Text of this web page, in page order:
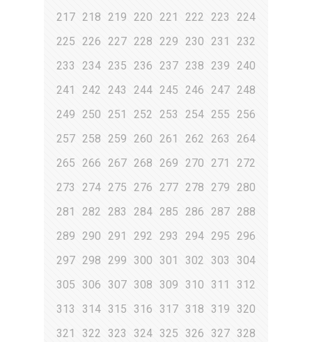
217 218 219 220 221 222 223
224
225
226 227 228 229 230 231
232
233
234 235 236 237 238 239
240
241
242 243 244 245 246 247 248
249
250 251 252 253 254 255
256
257 258 259 260 261 262 263
264
265
266 267 268 269 270 271
272
273
274 275 276 277 278 279
280
281
282 283 284 285 286 287 288
289
290 291 292 293 294 295
296
297 298 299 300 301 302 303
304
305
306 307 308 309 310 311
312
313
314 315 316 317 318 319
320
321
322 323 324 325 326 327 328